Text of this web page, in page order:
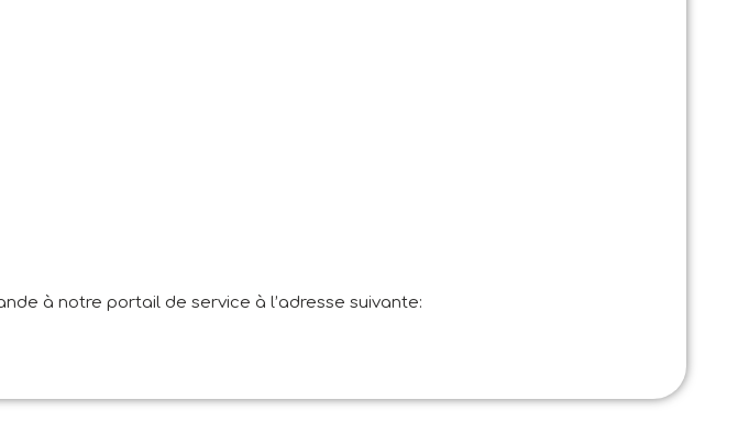
à notre portail de service à l’adresse suivante: